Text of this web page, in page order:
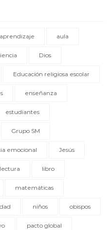
aprendizaje aula
Dios
Educación religiosa escolar
enseñanza
estudiantes
Grupo SM
emocional Jesús
lectura libro
matemáticas
niños obispos
pacto global